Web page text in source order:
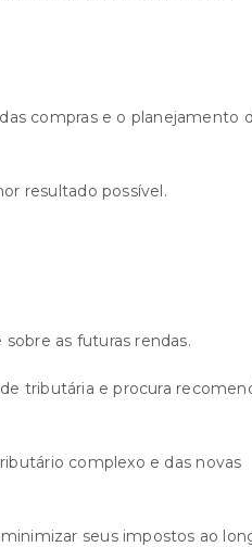
compras e o planejamento
resultado possível.
as futuras rendas.
tributária e procura
complexo e das novas
seus impostos ao